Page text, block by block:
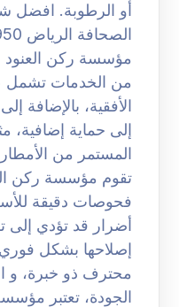
أو الرطوبة.
مؤسسة ركن العنود
من الخدمات تشمل
الأفقية، بالإضافة
إلى حماية
المستمر من الأمطار
تقوم مؤسسة ركن
فحوصات دقيقة
أضرار قد تؤدي إلى
إصلاحها بشكل
محترف ذو خبرة، و
الجودة، تعتبر